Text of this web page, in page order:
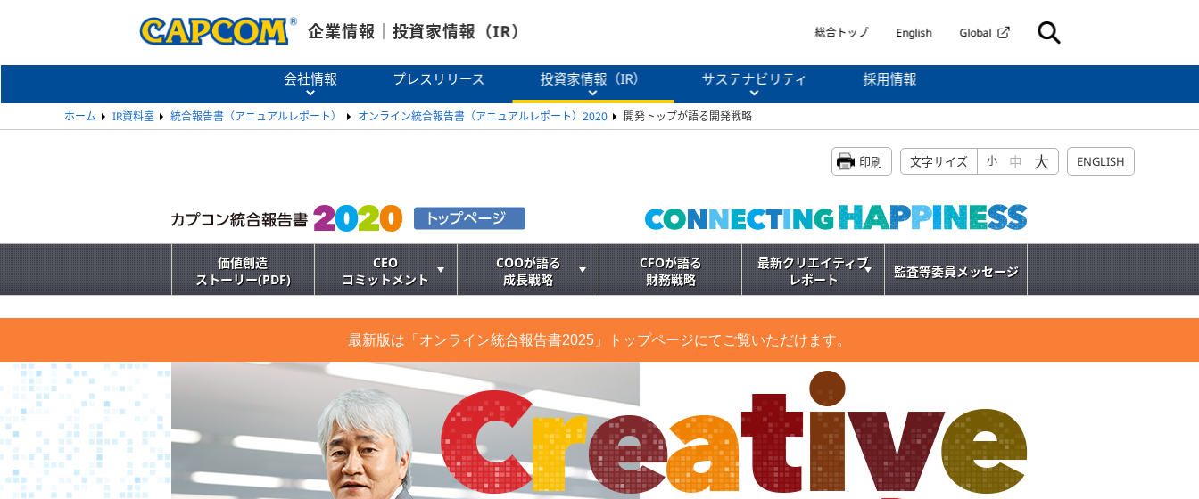
企業情報｜投資家情報（IR） 総合トップ English Global
会社情報 プレスリリース 投資家情報（IR） サステナビリティ 採用情報
ホーム IR資料室 統合報告書（アニュアルレポート） オンライン統合報告書（アニュアルレポート）2020 開発トップが語る開発戦略
印刷 文字サイズ 小 中 大 ENGLISH
価値創造
ストーリー(PDF)
CEO
コミットメント
COOが語る
成長戦略
CFOが語る
財務戦略
最新クリエイティブ
レポート
監査等委員メッセージ
最新版は「オンライン統合報告書2025」トップページにてご覧いただけます。